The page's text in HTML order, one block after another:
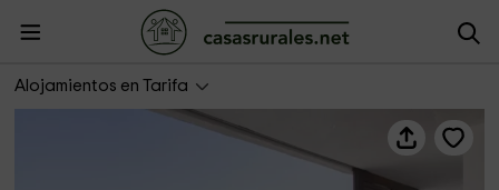
Alojamientos en Tarifa
Lightbooking Vacation Rentals- Puerta de Jerez 2